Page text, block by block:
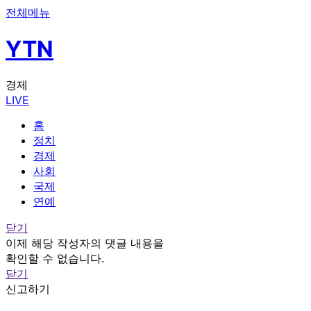
전체메뉴
YTN
경제
LIVE
홈
정치
경제
사회
국제
연예
닫기
이제 해당 작성자의 댓글 내용을
확인할 수 없습니다.
닫기
신고하기